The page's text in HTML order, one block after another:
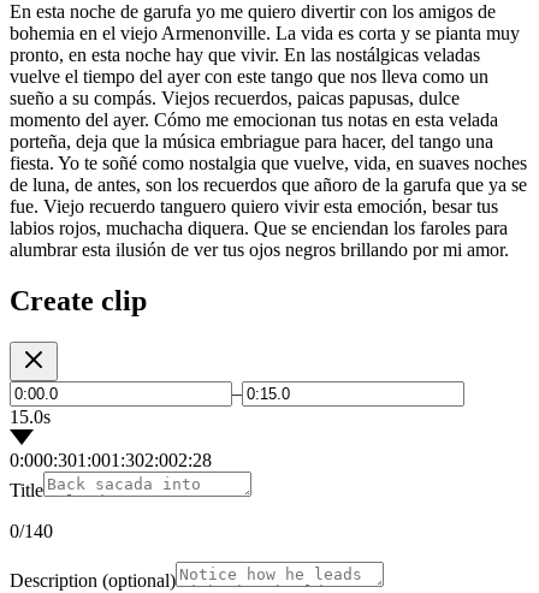
En esta noche de garufa yo me quiero divertir con los amigos de
bohemia en el viejo Armenonville. La vida es corta y se pianta muy
pronto, en esta noche hay que vivir. En las nostálgicas veladas
vuelve el tiempo del ayer con este tango que nos lleva como un
sueño a su compás. Viejos recuerdos, paicas papusas, dulce
momento del ayer. Cómo me emocionan tus notas en esta velada
porteña, deja que la música embriague para hacer, del tango una
fiesta. Yo te soñé como nostalgia que vuelve, vida, en suaves noches
de luna, de antes, son los recuerdos que añoro de la garufa que ya se
fue. Viejo recuerdo tanguero quiero vivir esta emoción, besar tus
labios rojos, muchacha diquera. Que se enciendan los faroles para
alumbrar esta ilusión de ver tus ojos negros brillando por mi amor.
Create clip
–
15.0s
0:000:301:001:302:002:28
Title
0/140
Description (optional)